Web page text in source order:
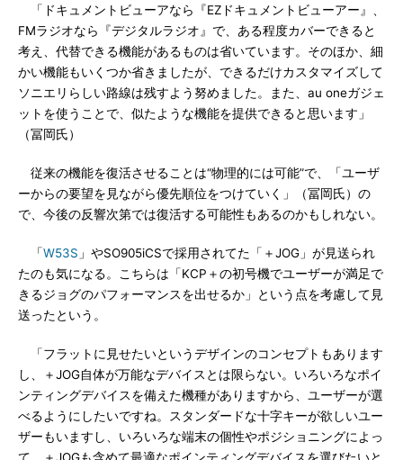
「ドキュメントビューアなら『EZドキュメントビューアー』、
FMラジオなら『デジタルラジオ』で、ある程度カバーできると
考え、代替できる機能があるものは省いています。そのほか、細
かい機能もいくつか省きましたが、できるだけカスタマイズして
ソニエリらしい路線は残すよう努めました。また、au oneガジェ
ットを使うことで、似たような機能を提供できると思います」
（冨岡氏）
従来の機能を復活させることは“物理的には可能”で、「ユーザ
ーからの要望を見ながら優先順位をつけていく」（冨岡氏）の
で、今後の反響次第では復活する可能性もあるのかもしれない。
「W53S 」やSO905iCSで採用されてた「＋JOG」が見送られ
たのも気になる。こちらは「KCP＋の初号機でユーザーが満足で
きるジョグのパフォーマンスを出せるか」という点を考慮して見
送ったという。
「フラットに見せたいというデザインのコンセプトもあります
し、＋JOG自体が万能なデバイスとは限らない。いろいろなポイ
ンティングデバイスを備えた機種がありますから、ユーザーが選
べるようにしたいですね。スタンダードな十字キーが欲しいユー
ザーもいますし、いろいろな端末の個性やポジショニングによっ